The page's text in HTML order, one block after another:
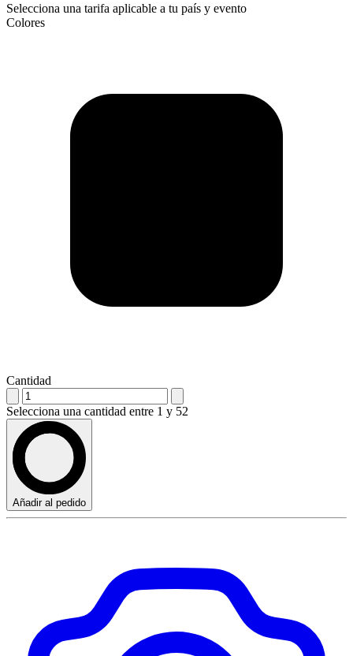
Selecciona una tarifa aplicable a tu país y evento
Colores
Cantidad
Selecciona una cantidad entre 1 y 52
Añadir al pedido